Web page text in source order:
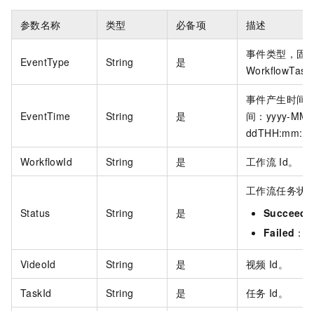
参数名称 类型 必备项 描述
EventType String 是
事件类型，固
EventTime String 是
事件产生时间
间：yyyy-MM-
WorkflowId String 是 工作流 Id。
Status String 是
工作流任务状
Succeed
Failed ：
VideoId String 是 视频 Id。
TaskId String 是 任务 Id。